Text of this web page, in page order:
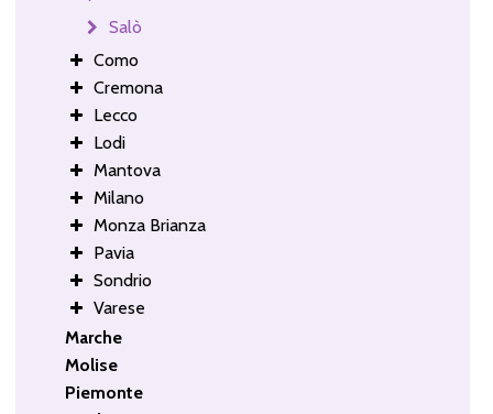
Salò
Como
Cremona
Lecco
Lodi
Mantova
Milano
Monza Brianza
Pavia
Sondrio
Varese
Marche
Molise
Piemonte